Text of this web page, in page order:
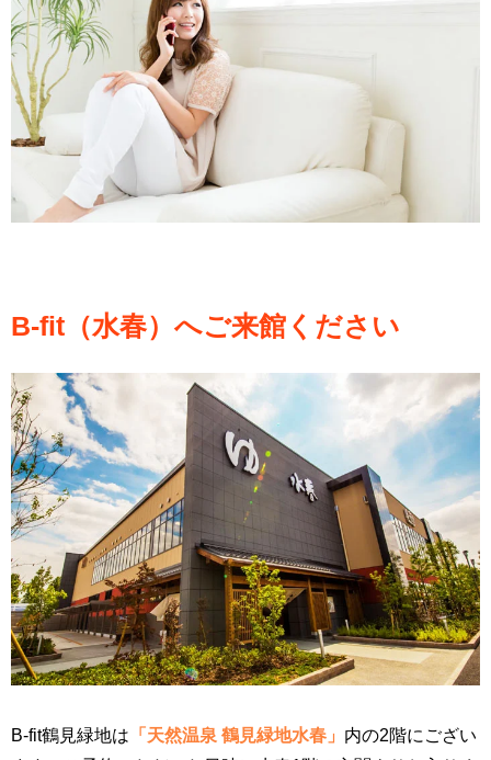
B-fit（水春）へご来館ください
B-fit鶴見緑地は 「天然温泉 鶴見緑地水春」 内の2階にござい